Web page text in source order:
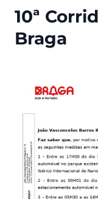
10ª
Braga